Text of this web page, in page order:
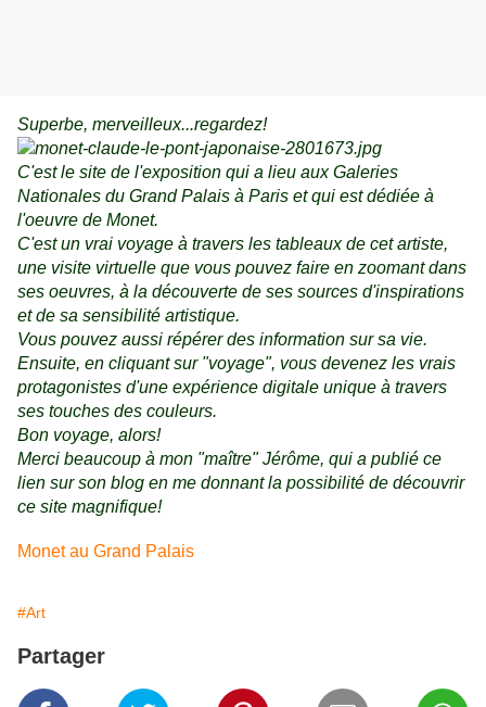
Superbe, merveilleux...regardez!
C'est le site de l'exposition qui a lieu auxGaleries
Nationales du Grand Palais à Paris et qui est dédiée à
l'oeuvre de Monet.
C'est un vrai voyage à travers les tableaux de cet artiste,
une visite virtuelle que vous pouvez faire en zoomant dans
ses oeuvres, à la découverte de ses sources d'inspirations
et de sa sensibilité artistique.
Vous pouvez aussi répérer des information sur sa vie.
Ensuite, en cliquant sur "voyage", vous devenez les vrais
protagonistes d'une expérience digitale unique à travers
ses touches des couleurs.
Bon voyage, alors!
Merci beaucoup à mon "maître" Jérôme, qui a publié ce
lien sur son blog en me donnant la possibilité de découvrir
ce site magnifique!
Monet au Grand Palais
#Art
Partager